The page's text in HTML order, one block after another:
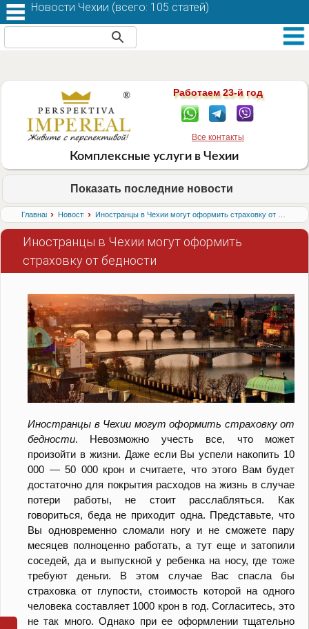
Работаем 23-й год
Все контакты
Комплексные услуги в Чехии
Показать последние новости
Главная › Новости ›
Иностранцы в Чехии могут оформить
страховку от бедности
Иностранцы в Чехии могут оформить страховку от
бедности. Невозможно учесть все, что может
произойти в жизни. Даже если Вы успели накопить 10
000 — 50 000 крон и считаете, что этого Вам будет
достаточно для покрытия расходов на жизнь в случае
потери работы, не стоит расслабляться. Как
говориться, беда не приходит одна. Представьте, что
Вы одновременно сломали ногу и не сможете пару
месяцев полноценно работать, а тут еще и затопили
соседей, да и выпускной у ребенка на носу, где тоже
требуют деньги. В этом случае Вас спасла бы
страховка от глупости, стоимость которой на одного
человека составляет 1000 крон в год. Согласитесь, это
не так много. Однако при ее оформлении тщательно
Новости Чехии (всего: 105 статей)